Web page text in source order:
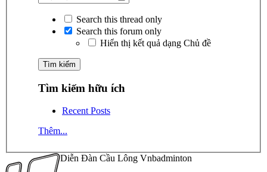
Search this thread only
Search this forum only
Hiển thị kết quả dạng Chủ đề
Tìm kiếm hữu ích
Recent Posts
Thêm...
Diễn Đàn Cầu Lông Vnbadminton